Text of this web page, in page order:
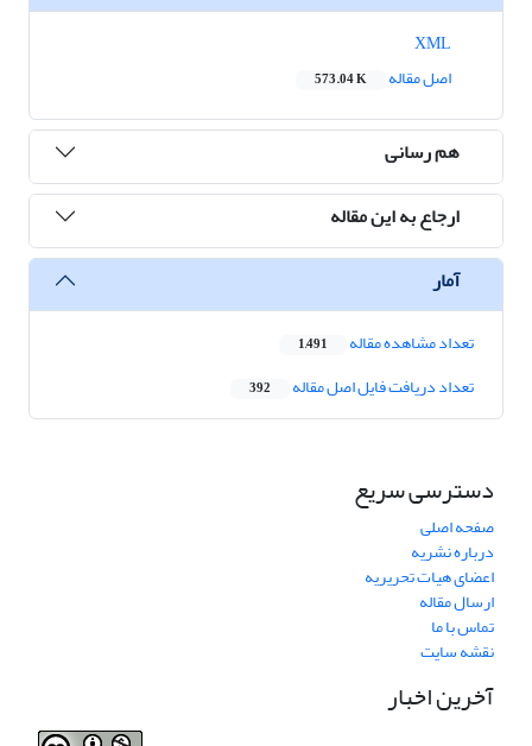
اصل مقاله
573.04 K
هم رسانی
ارجاع به این مقاله
آمار
تعداد مشاهده مقاله 1,491
تعداد دریافت فایل اصل مقاله 392
دسترسی سریع
صفحه اصلی
درباره نشریه
اعضای هیات تحریریه
ارسال مقاله
تماس با ما
نقشه سایت
آخرین اخبار